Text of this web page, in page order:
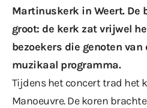
Martinuskerk in Weert. De
groot: de kerk zat vrijwel
bezoekers die genoten van
muzikaal programma.
Tijdens het concert trad het
Manoeuvre. De koren